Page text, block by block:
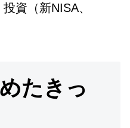
資（新NISA、
たきっ